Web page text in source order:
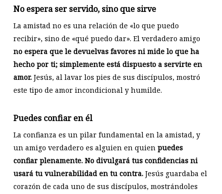
No espera ser servido, sino que sirve
La amistad no es una relación de «lo que puedo
recibir», sino de «qué puedo dar». El verdadero amigo
no espera que le devuelvas favores ni mide lo que ha
hecho por ti; simplemente está dispuesto a servirte en
amor.Jesús, al lavar los pies de sus discípulos, mostró
este tipo de amor incondicional y humilde.
Puedes confiar en él
La confianza es un pilar fundamental en la amistad, y
un amigo verdadero es alguien en quien puedes
confiar plenamente. No divulgará tus confidencias ni
usará tu vulnerabilidad en tu contra.Jesús guardaba el
corazón de cada uno de sus discípulos, mostrándoles